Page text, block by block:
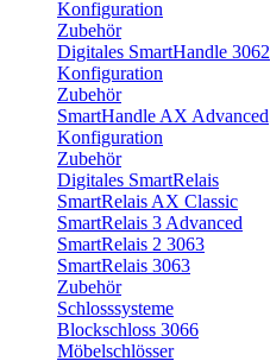
Konfiguration
Zubehör
Digitales SmartHandle 3062
Konfiguration
Zubehör
SmartHandle AX Advanced
Konfiguration
Zubehör
Digitales SmartRelais
SmartRelais AX Classic
SmartRelais 3 Advanced
SmartRelais 2 3063
SmartRelais 3063
Zubehör
Schlosssysteme
Blockschloss 3066
Möbelschlösser